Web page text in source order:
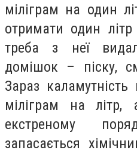
міліграм на один
отримати один літр
треба з неї
домішок – піску,
Зараз
міліграм на
екстреному
запасається